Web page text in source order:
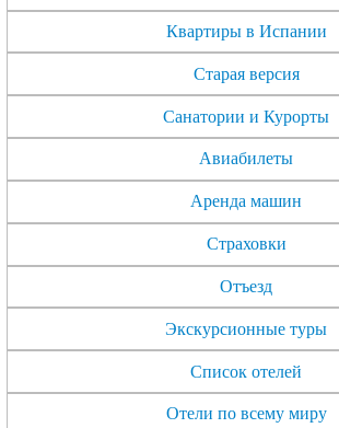
Квартиры в Испании
Старая версия
Санатории и Курорты
Авиабилеты
Аренда машин
Страховки
Отъезд
Экскурсионные туры
Список отелей
Отели по всему миру